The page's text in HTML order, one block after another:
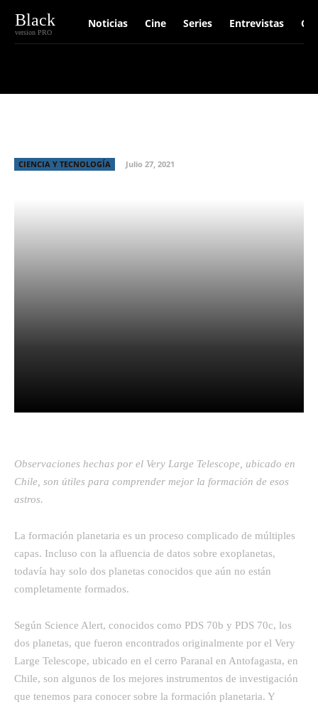
Black
version PRO
Noticias Cine Series Entrevistas
CIENCIA Y TECNOLOGÍA Julio 27, 2021
Observaciones hechas por el Very Large Telescope, ubicado en
Chile, son útiles para comprender mejor la formación de esos
astros.
La formación planetaria es un proceso complicado de múltiples
capas. Incluso con la afluencia de datos sobre exoplanetas,
todavía hay solo dos planetas conocidos que aún no están
completamente formados.
Según Science Alert, conocidos como PDS 70b y PDS 70c, los
dos planetas, que fueron encontrados originalmente por el Very
Large Telescope, ubicado en el cerro Paranal en Antofagasta, en
Chile, son algunos de los mejores instrumentos de investigación
que tenemos para conocer sobre la formación planetaria. Y